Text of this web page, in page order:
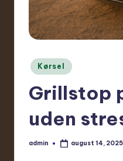
Posted
in
Kørsel
Grillstop
uden
Posted
admin august 14, 2025